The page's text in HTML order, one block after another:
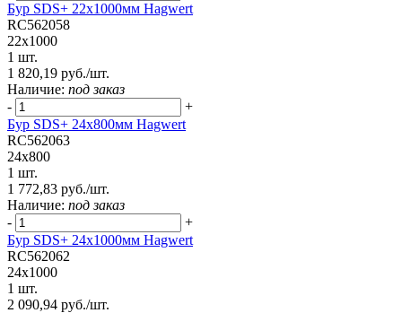
Бур SDS+ 22х1000мм Hagwert
RC562058
22x1000
1 шт.
1 820,19 руб./шт.
Наличие: под заказ
-
+
Бур SDS+ 24х800мм Hagwert
RC562063
24x800
1 шт.
1 772,83 руб./шт.
Наличие: под заказ
-
+
Бур SDS+ 24х1000мм Hagwert
RC562062
24x1000
1 шт.
2 090,94 руб./шт.